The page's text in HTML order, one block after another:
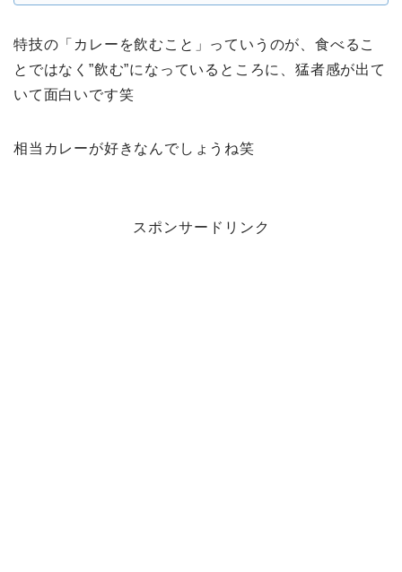
特技の「カレーを飲むこと」っていうのが、食べるこ
とではなく”飲む”になっているところに、猛者感が出て
いて面白いです笑
相当カレーが好きなんでしょうね笑
スポンサードリンク